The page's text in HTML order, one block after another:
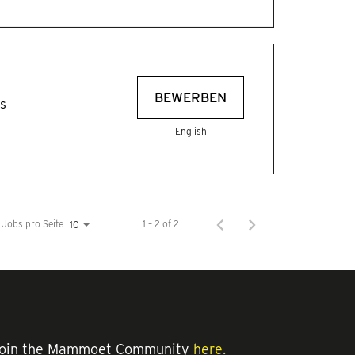
BEWERBEN
English
Jobs pro Seite 10 1 – 2 of 2
the Mammoet Community here.